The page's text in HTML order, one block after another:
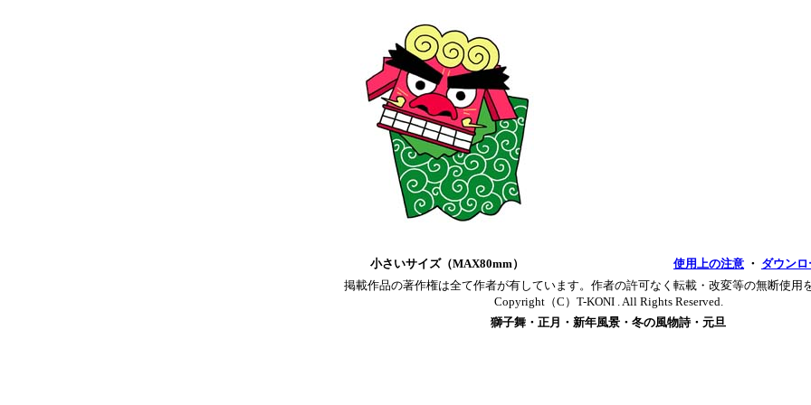
小さいサイズ（MAX80mm） 使用上の注意 ・ ダウン
掲載作品の著作権は全て作者が有しています。作者の許可なく転載・改変等の無断使用
Copyright（C）T-KONI . All Rights Reserved.
獅子舞・正月・新年風景・冬の風物詩・元旦